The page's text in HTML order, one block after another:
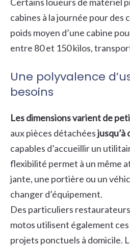
cabines à la journée pour des
poids moyen d’une cabine
entre 80 et 150 kilos,
Une polyvalence
besoins
Les dimensions varient de
aux pièces détachées
capables d’accueillir un
flexibilité permet à un même
jante, une portière ou un
changer d’équipement.
Des particuliers
motos utilisent également
projets ponctuels à domicile.